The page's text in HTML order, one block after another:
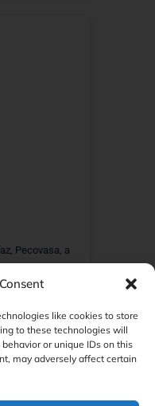
like cookies to store
to these technologies will
or unique IDs on this
may adversely affect certain
Pecovasa, a